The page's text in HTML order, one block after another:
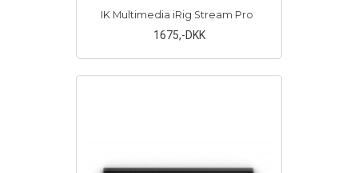
IK Multimedia iRig Stream Pro
1675,-DKK